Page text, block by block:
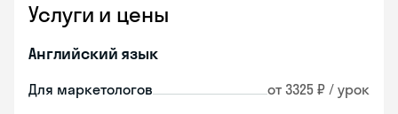
Услуги и цены
Английский язык
Для маркетологов от 3325 ₽ / урок